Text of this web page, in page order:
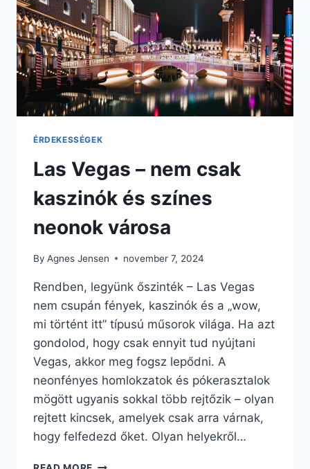
ÉRDEKESSÉGEK
Las Vegas – nem csak
kaszinók és színes
neonok városa
By Agnes Jensen november 7, 2024
Rendben, legyünk őszinték – Las Vegas
nem csupán fények, kaszinók és a „wow,
mi történt itt” típusú műsorok világa. Ha azt
gondolod, hogy csak ennyit tud nyújtani
Vegas, akkor meg fogsz lepődni. A
neonfényes homlokzatok és pókerasztalok
mögött ugyanis sokkal több rejtőzik – olyan
rejtett kincsek, amelyek csak arra várnak,
hogy felfedezd őket. Olyan helyekről…
LAS